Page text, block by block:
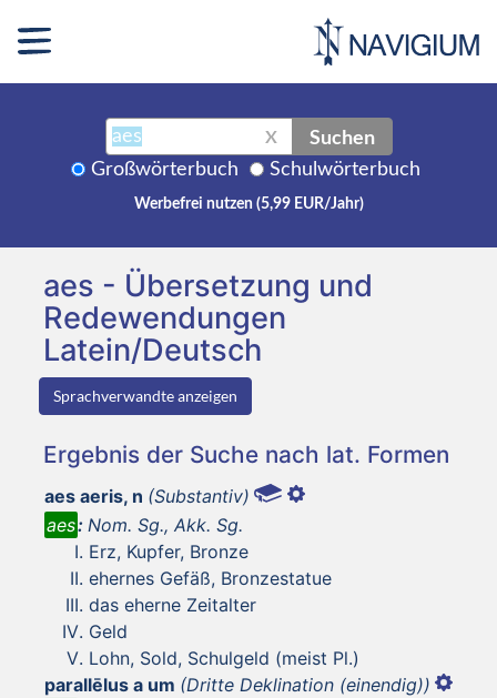
X Suchen
Großwörterbuch Schulwörterbuch
Werbefrei nutzen (5,99 EUR/Jahr)
aes - Übersetzung und
Redewendungen
Latein/Deutsch
Sprachverwandte anzeigen
Ergebnis der Suche nach lat. Formen
aes aeris, n (Substantiv)
aes: Nom. Sg., Akk. Sg.
Erz, Kupfer, Bronze
ehernes Gefäß, Bronzestatue
das eherne Zeitalter
Geld
Lohn, Sold, Schulgeld (meist Pl.)
parallēlus a um (Dritte Deklination (einendig))